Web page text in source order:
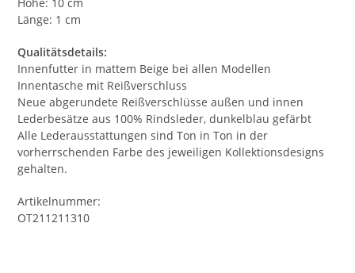
Höhe: 10 cm
Länge: 1 cm
Qualitätsdetails:
Innenfutter in mattem Beige bei allen Modellen
Innentasche mit Reißverschluss
Neue abgerundete Reißverschlüsse außen und innen
Lederbesätze aus 100% Rindsleder, dunkelblau gefärbt
Alle Lederausstattungen sind Ton in Ton in der
vorherrschenden Farbe des jeweiligen Kollektionsdesigns
gehalten.
Artikelnummer:
OT211211310